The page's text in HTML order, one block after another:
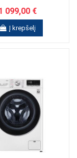
099,00 €
Į krepšelį